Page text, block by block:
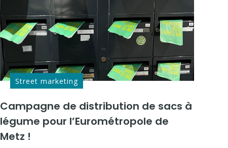
Street marketing
Campagne de distribution de sacs à
légume pour l’Eurométropole de
Metz !